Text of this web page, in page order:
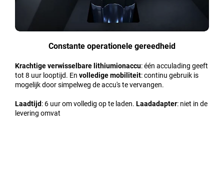
Constante operationele gereedheid
Krachtige verwisselbare lithiumionaccu: één acculading geeft
tot 8 uur looptijd. En volledige mobiliteit: continu gebruik is
mogelijk door simpelweg de accu's te vervangen.
Laadtijd: 6 uur om volledig op te laden. Laadadapter: niet in de
levering omvat